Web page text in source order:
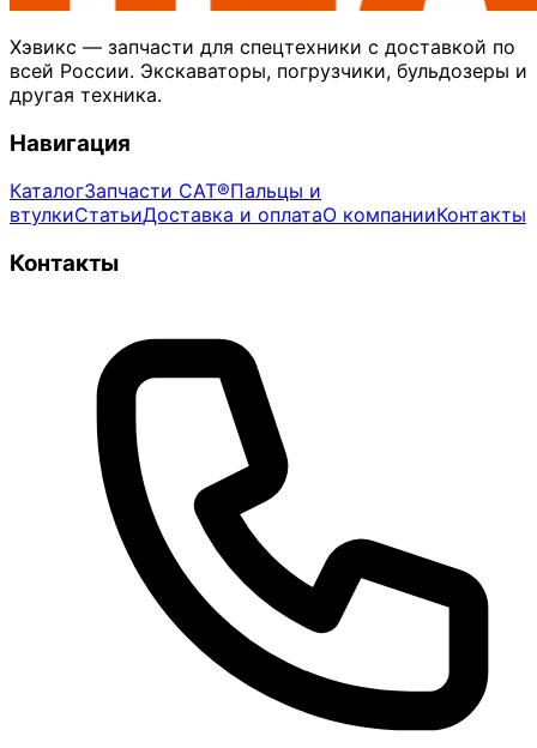
Хэвикс — запчасти для спецтехники с доставкой по
всей России. Экскаваторы, погрузчики, бульдозеры и
другая техника.
Навигация
КаталогЗапчасти CAT®Пальцы и
втулкиСтатьиДоставка и оплатаО компанииКонтакты
Контакты